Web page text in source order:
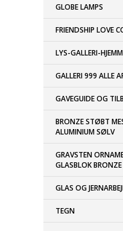
GLOBE LAMPS
FRIENDSHIP LOVE
LYS-GALLERI-
GALLERI 999 ALLE
GAVEGUIDE OG
BRONZE STØBT
ALUMINIUM SØLV
GRAVSTEN
GLASBLOK BRONZE
GLAS OG
TEGN